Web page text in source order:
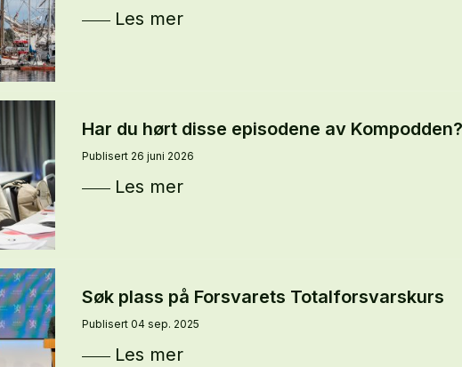
Les mer
Har du hørt disse episodene av Kompodden?
Publisert 26 juni 2026
Les mer
Søk plass på Forsvarets Totalforsvarskurs
Publisert 04 sep. 2025
Les mer